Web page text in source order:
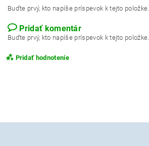
Buďte prvý, kto napíše príspevok k tejto položke.
Pridať komentár
Buďte prvý, kto napíše príspevok k tejto položke.
Pridať hodnotenie